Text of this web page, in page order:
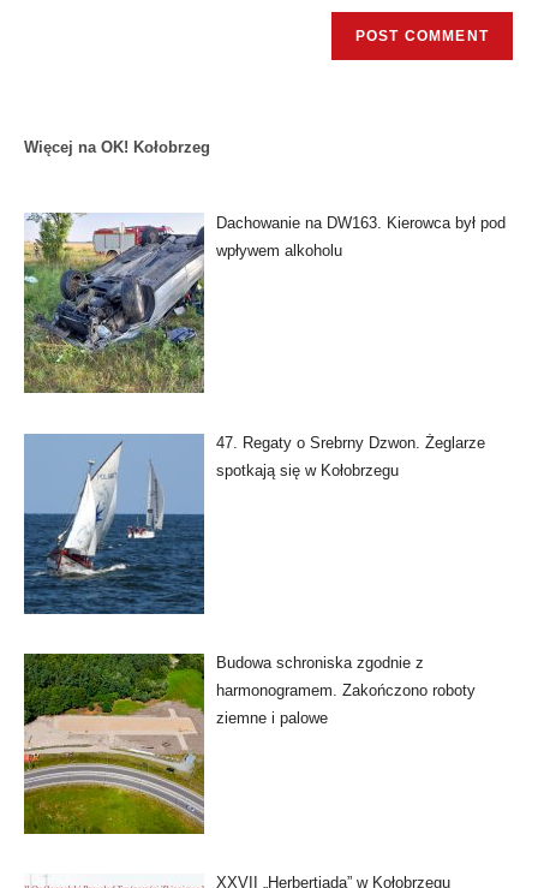
Więcej na OK! Kołobrzeg
Dachowanie na DW163. Kierowca był pod
wpływem alkoholu
47. Regaty o Srebrny Dzwon. Żeglarze
spotkają się w Kołobrzegu
Budowa schroniska zgodnie z
harmonogramem. Zakończono roboty
ziemne i palowe
XXVII „Herbertiada” w Kołobrzegu